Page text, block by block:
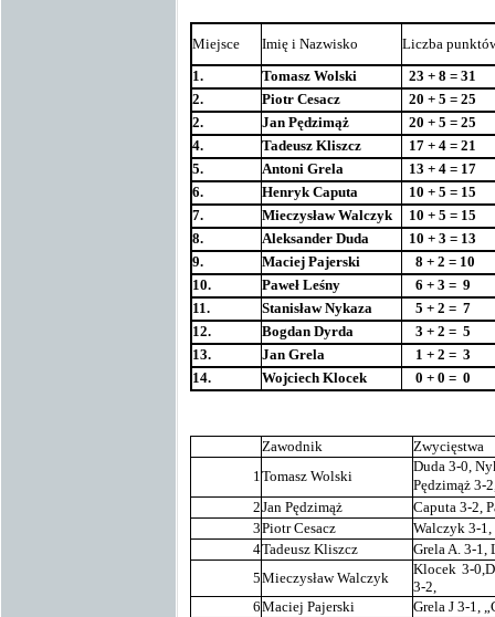
Miejsce Imię i Nazwisko
Liczba
1.
Tomasz Wolski
23 + 8 = 31
2.
Piotr Cesacz
20 + 5 = 25
2.
Jan Pędzimąż
20 + 5 = 25
4.
Tadeusz Kliszcz
17 + 4 = 21
5.
Antoni Grela
13 + 4 = 17
6.
Henryk Caputa
10 + 5 = 15
7.
Mieczysław Walczyk
10 + 5 = 15
8.
Aleksander Duda
10 + 3 = 13
9.
Maciej Pajerski
8 + 2 = 10
10.
Paweł Leśny 6 + 3 = 9
11.
Stanisław Nykaza 5 + 2 = 7
12.
Bogdan Dyrda 3 + 2 = 5
13.
Jan Grela 1 + 2 = 3
14.
Wojciech Klocek 0 + 0 = 0
Zawodnik
Zwycięstwa
1Tomasz Wolski
Duda 3-0,
Pędzimąż 3-
2Jan Pędzimąż
Caputa 3-2,
3Piotr Cesacz
Walczyk 3-1,
4Tadeusz Kliszcz
Grela A. 3-1,
5Mieczysław Walczyk
Klocek 3-
3-2,
6Maciej Pajerski
Grela J 3-1,